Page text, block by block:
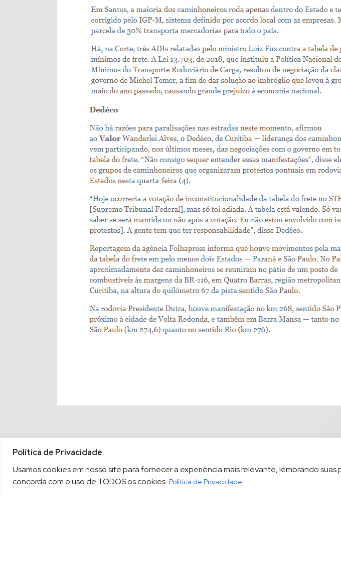
Política de Privacidade
Usamos cookies em nosso site para fornecer a experiência mais relevante, lembrando
concorda com o uso de TODOS os cookies. Política de Privacidade